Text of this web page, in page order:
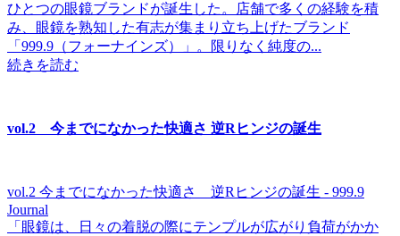
ひとつの眼鏡ブランドが誕生した。店舗で多くの経験を積
み、眼鏡を熟知した有志が集まり立ち上げたブランド
「999.9（フォーナインズ）」。限りなく純度の...
続きを読む
vol.2 今までになかった快適さ 逆R ヒンジの誕生
vol.2 今までになかった快適さ 逆Rヒンジの誕生 - 999.9
Journal
「眼鏡は、日々の着脱の際にテンプルが広がり負荷がかか